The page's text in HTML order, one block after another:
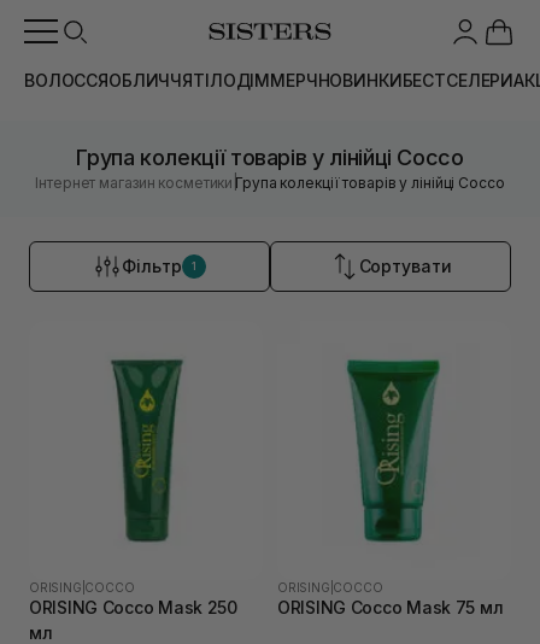
ВОЛОССЯОБЛИЧЧЯТІЛОДІММЕРЧНОВИНКИБЕСТСЕЛЕРИ
Група колекції товарів у лінійці Cocco
Інтернет магазин косметики |Група колекції товарів у лінійці Cocco
Фільтр 1 Сортувати
ORISING COCCO
ORISING Cocco Mask 250
мл
ORISING COCCO
ORISING Cocco Mask 75 мл